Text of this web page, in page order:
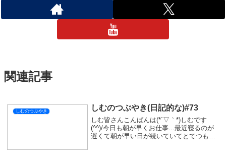
関連記事
しむのつぶやき しむのつぶやき(日記的な)#73
しむ皆さんこんばんは(*´▽｀*)しむです
(^^)/今日も朝が早くお仕事...最近寝るのが
遅くて朝が早い日が続いていてとてつもな